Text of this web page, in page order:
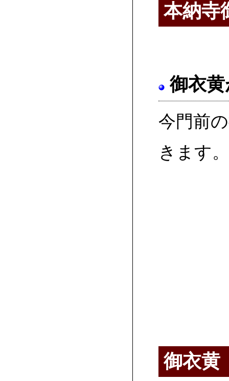
本納寺
御衣
今門前
きます。
御衣黄